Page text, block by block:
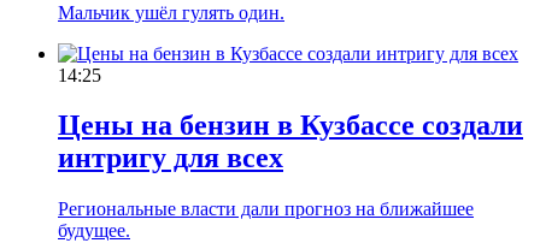
Мальчик ушёл гулять один.
14:25
Цены на бензин в Кузбассе создали
интригу для всех
Региональные власти дали прогноз на ближайшее
будущее.